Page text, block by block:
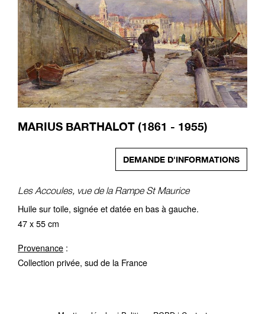
MARIUS BARTHALOT (1861 - 1955)
DEMANDE D'INFORMATIONS
Les Accoules, vue de la Rampe St Maurice
Huile sur toile, signée et datée en bas à gauche.
47 x 55 cm
Provenance :
Collection privée, sud de la France